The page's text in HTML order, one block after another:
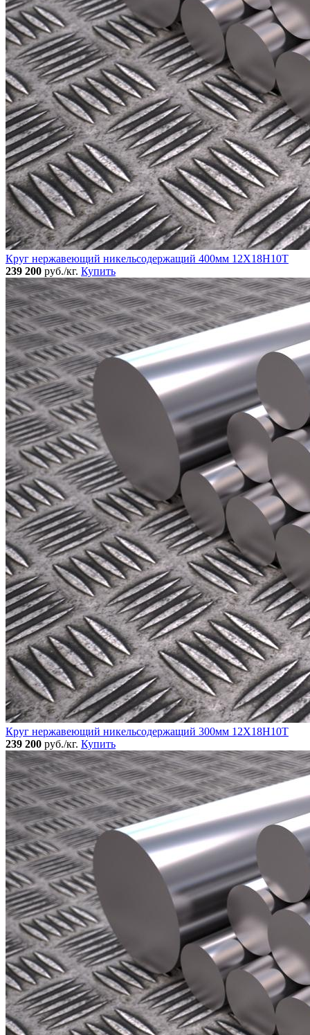
Круг нержавеющий никельсодержащий 400мм 12Х18Н10Т
239 200 руб./кг. Купить
Круг нержавеющий никельсодержащий 300мм 12Х18Н10Т
239 200 руб./кг. Купить